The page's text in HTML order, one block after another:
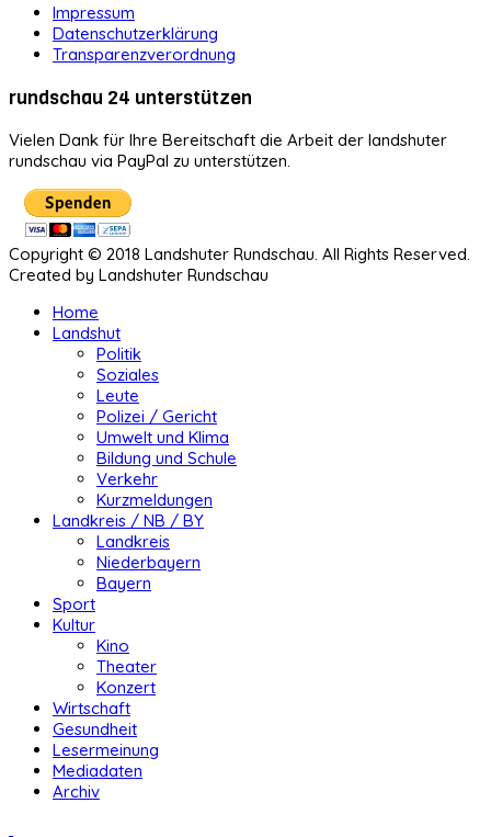
Impressum
Datenschutzerklärung
Transparenzverordnung
rundschau 24 unterstützen
Vielen Dank für Ihre Bereitschaft die Arbeit der landshuter
rundschau via PayPal zu unterstützen.
Copyright © 2018 Landshuter Rundschau. All Rights Reserved.
Created by Landshuter Rundschau
Home
Landshut
Politik
Soziales
Leute
Polizei / Gericht
Umwelt und Klima
Bildung und Schule
Verkehr
Kurzmeldungen
Landkreis / NB / BY
Landkreis
Niederbayern
Bayern
Sport
Kultur
Kino
Theater
Konzert
Wirtschaft
Gesundheit
Lesermeinung
Mediadaten
Archiv